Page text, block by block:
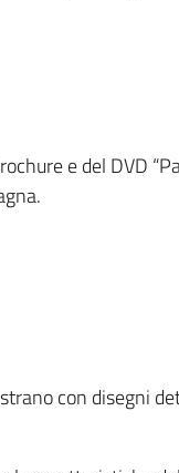
e del DVD
con disegni